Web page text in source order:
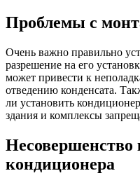
Проблемы с
Очень важно правильно
разрешение на его
может привести к
отведению конденсата.
ли установить
здания и комплексы
Несовершенство
кондиционера